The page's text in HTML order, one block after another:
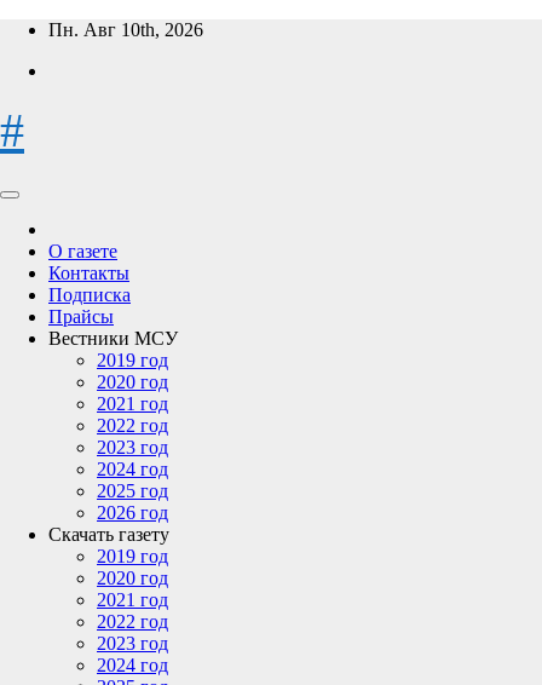
Перейти
содержимому
Пн. Авг 10th, 2026
#
О газете
Контакты
Подписка
Прайсы
Вестники МСУ
2019 год
2020 год
2021 год
2022 год
2023 год
2024 год
2025 год
2026 год
Скачать газету
2019 год
2020 год
2021 год
2022 год
2023 год
2024 год